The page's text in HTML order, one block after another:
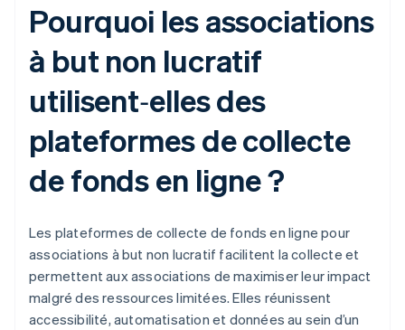
Pourquoi les associations
à but non lucratif
utilisent‑elles des
plateformes de collecte
de fonds en ligne ?
Les plateformes de collecte de fonds en ligne pour
associations à but non lucratif facilitent la collecte et
permettent aux associations de maximiser leur impact
malgré des ressources limitées. Elles réunissent
accessibilité, automatisation et données au sein d’un